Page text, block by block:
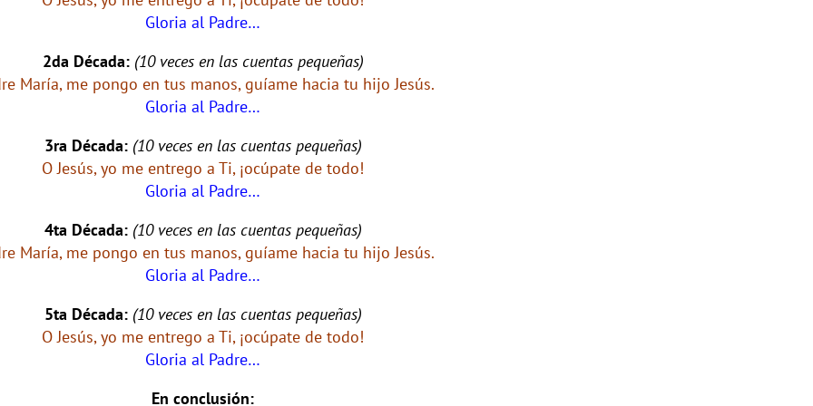
Gloria al Padre…
2da Década: (10 veces en las cuentas pequeñas)
María, me pongo en tus manos, guíame hacia tu hijo Jesús.
Gloria al Padre…
3ra Década: (10 veces en las cuentas pequeñas)
O Jesús, yo me entrego a Ti, ¡ocúpate de todo!
Gloria al Padre…
4ta Década: (10 veces en las cuentas pequeñas)
María, me pongo en tus manos, guíame hacia tu hijo Jesús.
Gloria al Padre…
5ta Década: (10 veces en las cuentas pequeñas)
O Jesús, yo me entrego a Ti, ¡ocúpate de todo!
Gloria al Padre…
En conclusión: